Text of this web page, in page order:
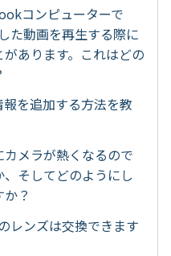
コンピューターで
た動画を再生する際に
あります。これはどの
報を追加する方法を教
カメラが熱くなるので
そしてどのようにし
？
レンズは交換できます